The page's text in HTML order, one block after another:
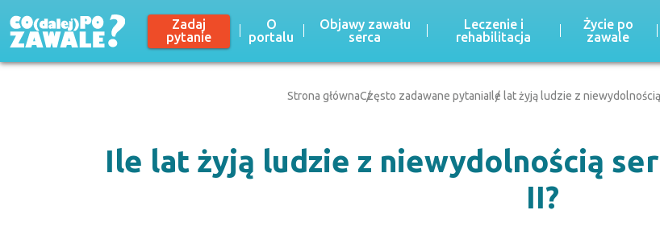
Zadaj
pytanie
O
portalu
Objawy zawału
serca
Leczenie i
rehabilitacja
Życie po
zawale
Strona głównaCzęsto zadawane pytaniaIle lat żyją ludzie z
Ile lat żyją ludzie z niewydolnością
II?